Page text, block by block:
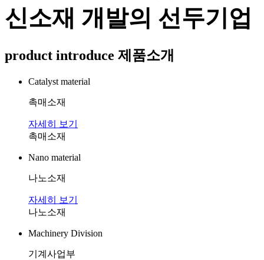
신소재 개발의 선두기업
product introduce 제품소개
Catalyst material
촉매소재
자세히 보기
촉매소재
Nano material
나노소재
자세히 보기
나노소재
Machinery Division
기계사업부